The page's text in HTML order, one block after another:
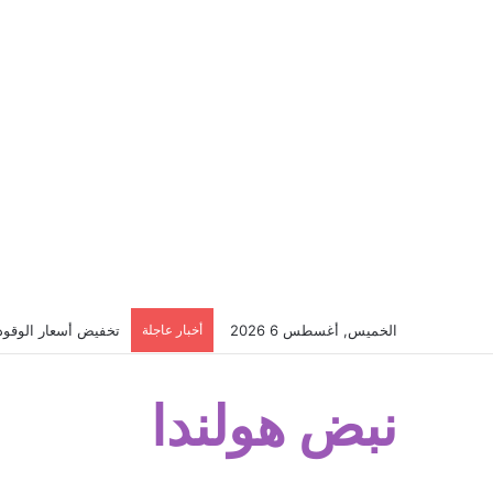
الخميس, أغسطس 6 2026 أخبار عاجلة تخفيض أسعار
نبض هولندا